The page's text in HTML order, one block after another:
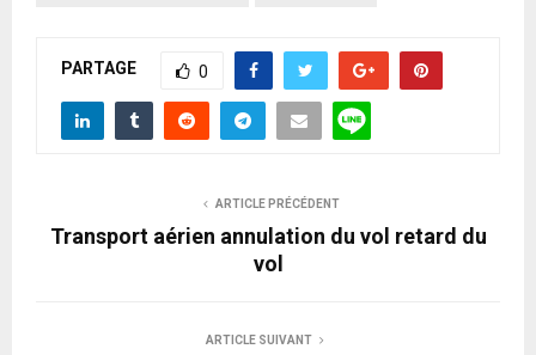
PARTAGE 0
ARTICLE PRÉCÉDENT
Transport aérien annulation du vol retard du
vol
ARTICLE SUIVANT